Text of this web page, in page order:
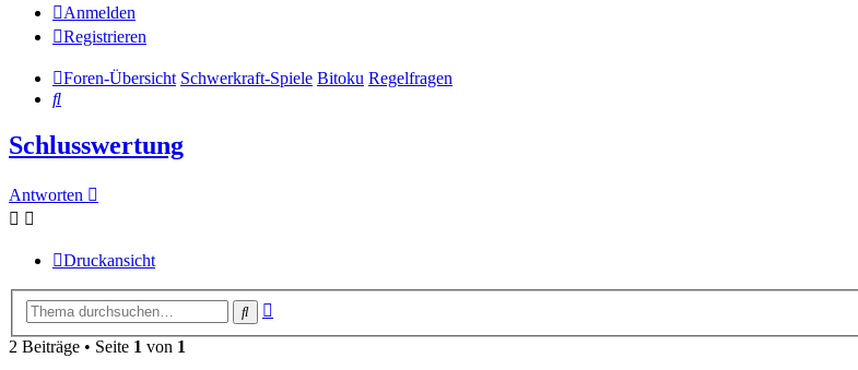
Anmelden
Registrieren
Foren-Übersicht Schwerkraft-Spiele Bitoku Regelfragen
Suche
Schlusswertung
Antworten
Druckansicht
Suche
2 Beiträge • Seite 1 von 1